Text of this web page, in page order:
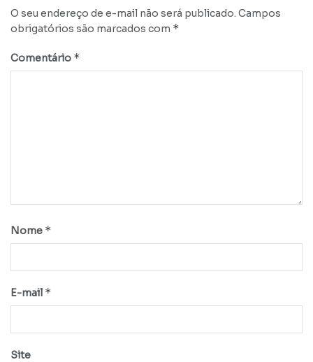
O seu endereço de e-mail não será publicado. Campos
obrigatórios são marcados com *
Comentário *
Nome *
E-mail *
Site